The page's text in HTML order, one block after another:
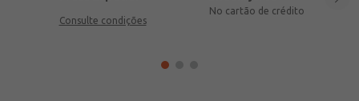
Consulte condições
No cartão de crédito